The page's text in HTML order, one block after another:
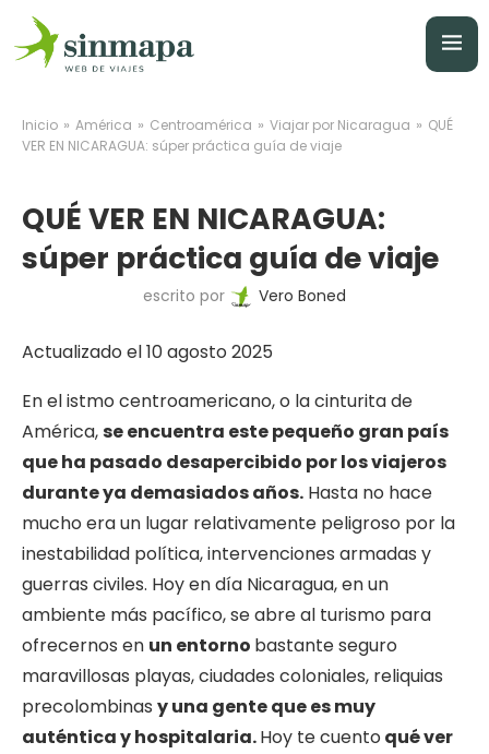
Inicio » América » Centroamérica » Viajar por Nicaragua » QUÉ
VER EN NICARAGUA: súper práctica guía de viaje
QUÉ VER EN NICARAGUA:
súper práctica guía de viaje
escrito por Vero Boned
Actualizado el 10 agosto 2025
En el istmo centroamericano, o la cinturita de
América,se encuentra este pequeño gran país
que ha pasado desapercibido por los viajeros
durante ya demasiados años. Hasta no hace
mucho era un lugar relativamente peligroso por la
inestabilidad política, intervenciones armadas y
guerras civiles. Hoy en día Nicaragua, en un
ambiente más pacífico, se abre al turismo para
ofrecernos en un entorno bastante seguro
maravillosas playas, ciudades coloniales, reliquias
precolombinas y una gente que es muy
auténtica y hospitalaria.Hoy te cuento qué ver